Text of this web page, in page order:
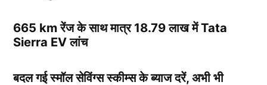
665 km रेंज के साथ मात्र 18.79 लाख में Tata
Sierra EV लांच
बदल गई स्मॉल सेविंग्स स्कीम्स के ब्याज दरें, अभी भी